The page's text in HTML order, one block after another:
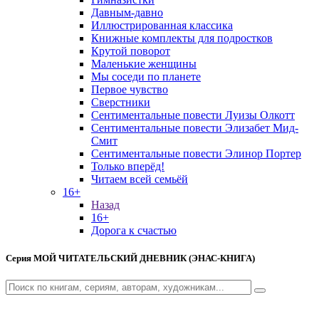
Давным-давно
Иллюстрированная классика
Книжные комплекты для подростков
Крутой поворот
Маленькие женщины
Мы соседи по планете
Первое чувство
Сверстники
Сентиментальные повести Луизы Олкотт
Сентиментальные повести Элизабет Мид-
Смит
Сентиментальные повести Элинор Портер
Только вперёд!
Читаем всей семьёй
16+
Назад
16+
Дорога к счастью
Серия МОЙ ЧИТАТЕЛЬСКИЙ ДНЕВНИК (ЭНАС-КНИГА)